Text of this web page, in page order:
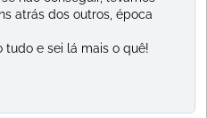
atrás dos outros, época
tudo e sei lá mais o quê!